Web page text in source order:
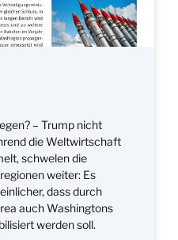
– Trump nicht
die Weltwirtschaft
schwelen die
weiter: Es
dass durch
auch Washingtons
werden soll.